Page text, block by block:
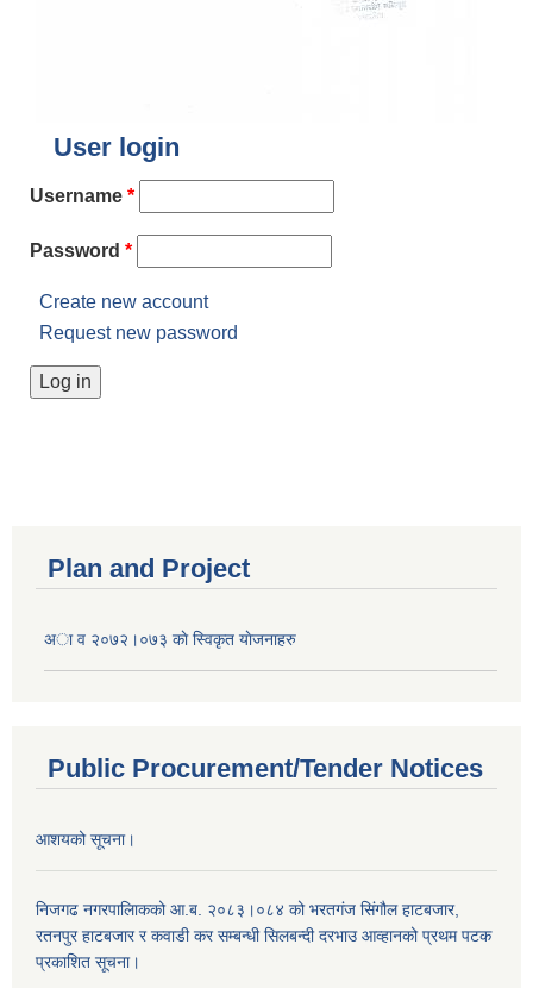
User login
Username *
Password *
Create new account
Request new password
Plan and Project
अा व २०७२।०७३ काे स्विकृत याेजनाहरु
Public Procurement/Tender Notices
आशयको सूचना।
निजगढ नगरपालिाकको आ.ब. २०८३।०८४ को भरतगंज सिंगौल हाटबजार,
रतनपुर हाटबजार र कवाडी कर सम्बन्धी सिलबन्दी दरभाउ आव्हानको प्रथम पटक
प्रकाशित सूचना।